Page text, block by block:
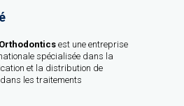
est une entreprise
spécialisée dans la
et la distribution de
les traitements